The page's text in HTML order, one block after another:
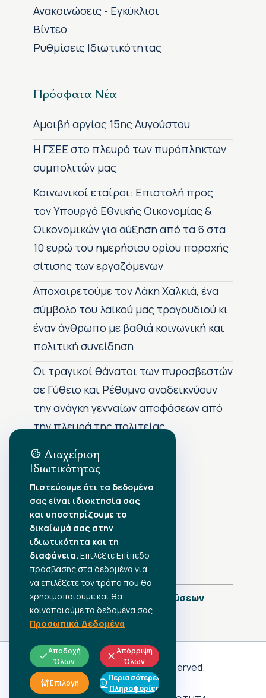
Ανακοινώσεις - Εγκύκλιοι
Βίντεο
Ρυθμίσεις Ιδιωτικότητας
Πρόσφατα Νέα
Αμοιβή αργίας 15ης Αυγούστου
H ΓΣΕΕ στο πλευρό των πυρόπληκτων
συμπολιτών μας
Κοινωνικοί εταίροι: Επιστολή προς
τον Υπουργό Εθνικής Οικονομίας &
Οικονομικών για αύξηση από τα 6 στα
10 ευρώ του ημερήσιου ορίου παροχής
σίτισης των εργαζόμενων
Αποχαιρετούμε τον Λάκη Χαλκιά, ένα
σύμβολο του λαϊκού μας τραγουδιού κι
έναν άνθρωπο με βαθιά κοινωνική και
πολιτική συνείδηση
Οι τραγικοί θάνατοι των πυροσβεστών
σε Γύθειο και Ρέθυμνο αναδεικνύουν
την ανάγκη γενναίων αποφάσεων από
την πλευρά της πολιτείας
Αρχείο Δημοσιεύσεων
•Αύγουστος 2026
•Ιούλιος 2026
•Ιούνιος 2026
•Μάιος 2026
•Απρίλιος 2026
•Μάρτιος 2026
Πλήρες Ημερολόγιο Δημοσιεύσεων
Γ.Σ.Ε.Ε
© 2026 All rights reserved.
ΠΡΟΣΩΠΙΚΑ ΔΕΔΟΜΕΝΑ
Διαχείριση
Ιδιωτικότητας
Πιστεύουμε ότι τα δεδομένα
σας είναι ιδιοκτησία σας
και υποστηρίζουμε το
δικαίωμά σας στην
ιδιωτικότητα και τη
διαφάνεια. Επιλέξτε Επίπεδο
πρόσβασης στα δεδομένα για
να επιλέξετε τον τρόπο που θα
χρησιμοποιούμε και θα
κοινοποιούμε τα δεδομένα σας.
Προσωπικά Δεδομένα
Αποδοχή
Όλων
Απόρριψη
Όλων
Επιλογή
Περισσότερες
Πληροφορίες